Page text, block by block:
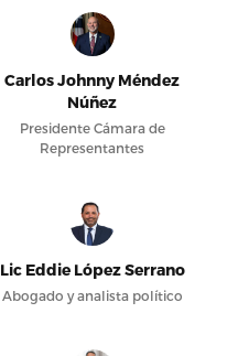
Carlos Johnny Méndez
Núñez
Presidente Cámara de
Representantes
Lic Eddie López Serrano
Abogado y analista político